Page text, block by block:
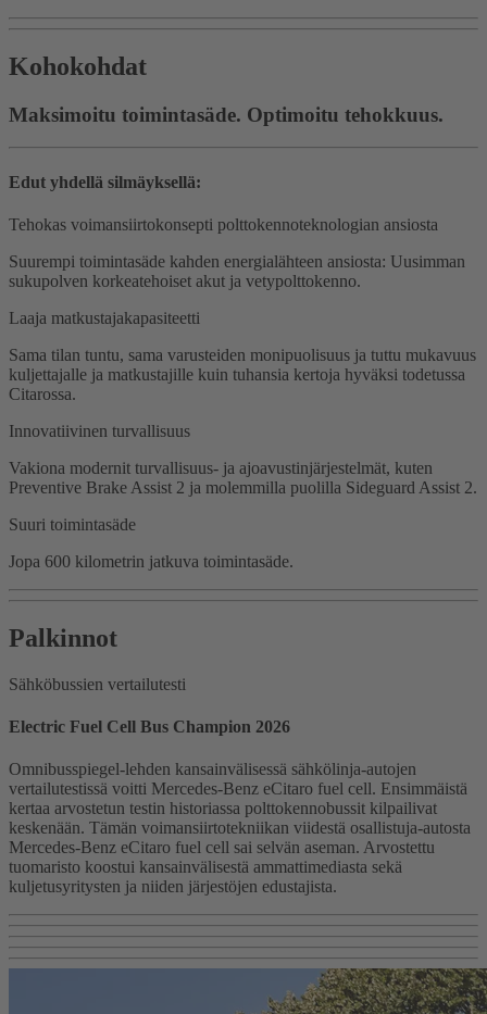
Kohokohdat
Maksimoitu toimintasäde. Optimoitu tehokkuus.
Edut yhdellä silmäyksellä:
Tehokas voimansiirtokonsepti polttokennoteknologian ansiosta
Suurempi toimintasäde kahden energialähteen ansiosta: Uusimman
sukupolven korkeatehoiset akut ja vetypolttokenno.
Laaja matkustajakapasiteetti
Sama tilan tuntu, sama varusteiden monipuolisuus ja tuttu mukavuus
kuljettajalle ja matkustajille kuin tuhansia kertoja hyväksi todetussa
Citarossa.
Innovatiivinen turvallisuus
Vakiona modernit turvallisuus- ja ajoavustinjärjestelmät, kuten
Preventive Brake Assist 2 ja molemmilla puolilla Sideguard Assist 2.
Suuri toimintasäde
Jopa 600 kilometrin jatkuva toimintasäde.
Palkinnot
Sähköbussien vertailutesti
Electric Fuel Cell Bus Champion 2026
Omnibusspiegel-lehden kansainvälisessä sähkölinja-autojen
vertailutestissä voitti Mercedes-Benz eCitaro fuel cell. Ensimmäistä
kertaa arvostetun testin historiassa polttokennobussit kilpailivat
keskenään. Tämän voimansiirtotekniikan viidestä osallistuja-autosta
Mercedes-Benz eCitaro fuel cell sai selvän aseman. Arvostettu
tuomaristo koostui kansainvälisestä ammattimediasta sekä
kuljetusyritysten ja niiden järjestöjen edustajista.